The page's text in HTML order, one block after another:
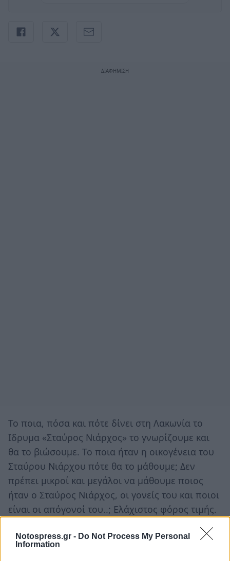
Notospress.gr - Do Not Process My Personal
Information
Το ποια, πόσα και πότε δίνει στη Λακωνία το
Ιδρυμα «Σταύρος Νιάρχος» το γνωρίζουμε και
θα το βιώσουμε. Το ποια ήταν η οικογένεια του
Σταύρου Νιάρχου πότε θα το μάθουμε; Δεν
πρέπει μικροί και μεγάλοι να μάθουμε ποιος
ήταν ο Σταύρος Νιάρχος, οι γονείς του και ποιοι
είναι οι απόγονοί του..; Ελάχιστος φόρος τιμής.